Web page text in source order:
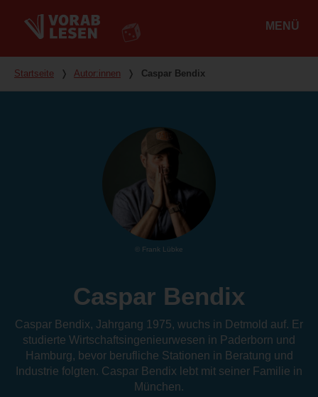
MENÜ
Du bist hier
Startseite ❭ Autor:innen ❭ Caspar Bendix
© Frank Lübke
Caspar Bendix
Caspar Bendix, Jahrgang 1975, wuchs in Detmold auf. Er
studierte Wirtschaftsingenieurwesen in Paderborn und
Hamburg, bevor berufliche Stationen in Beratung und
Industrie folgten. Caspar Bendix lebt mit seiner Familie in
München.